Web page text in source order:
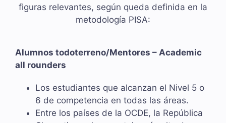
figuras relevantes, según queda definida en la
metodología PISA:
Alumnos todoterreno/Mentores – Academic
all rounders
Los estudiantes que alcanzan el Nivel 5 o
6 de competencia en todas las áreas.
Entre los países de la OCDE, la República